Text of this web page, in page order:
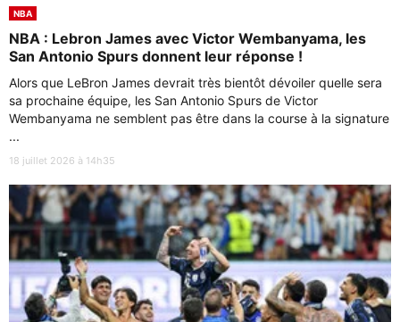
NBA
NBA : Lebron James avec Victor Wembanyama, les
San Antonio Spurs donnent leur réponse !
Alors que LeBron James devrait très bientôt dévoiler quelle sera
sa prochaine équipe, les San Antonio Spurs de Victor
Wembanyama ne semblent pas être dans la course à la signature
...
18 juillet 2026 à 14h35